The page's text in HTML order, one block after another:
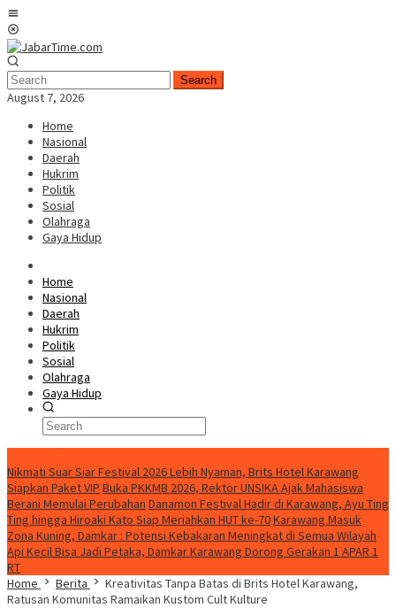
Skip
to
content
Search
August 7, 2026
Home
Nasional
Daerah
Hukrim
Politik
Sosial
Olahraga
Gaya Hidup
Home
Nasional
Daerah
Hukrim
Politik
Sosial
Olahraga
Gaya Hidup
Nikmati Suar Siar Festival 2026 Lebih Nyaman, Brits Hotel Karawang
Siapkan Paket VIP Buka PKKMB 2026, Rektor UNSIKA Ajak Mahasiswa
Berani Memulai Perubahan Danamon Festival Hadir di Karawang, Ayu Ting
Ting hingga Hiroaki Kato Siap Meriahkan HUT ke-70Karawang Masuk
Zona Kuning, Damkar : Potensi Kebakaran Meningkat di Semua Wilayah
Api Kecil Bisa Jadi Petaka, Damkar Karawang Dorong Gerakan 1 APAR 1
RT
Home
Berita
Kreativitas Tanpa Batas di Brits Hotel Karawang,
Ratusan Komunitas Ramaikan Kustom Cult Kulture